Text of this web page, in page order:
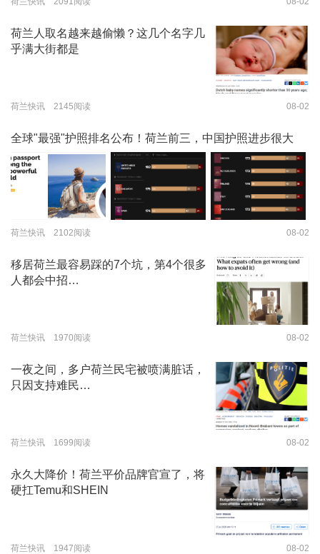
荷兰人取名越来越偷懒？这几个名字几
乎满大街都是
荷兰快讯 2145阅读 08-02
全球"最强"护照排名公布！荷兰前三，中国护照进步很大
荷兰快讯 2102阅读 08-02
移居荷兰最容易踩的7个坑，第4个很多
人都会中招…
荷兰快讯 1970阅读 08-02
一夜之间，多户荷兰民宅被喷满脏话，
只因支持难民…
荷兰快讯 1699阅读 08-02
永久大降价！荷兰平价品牌官宣了，将
硬扛Temu和SHEIN
荷兰快讯 1947阅读 08-02